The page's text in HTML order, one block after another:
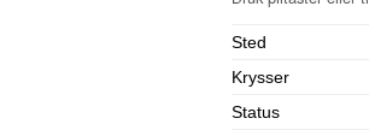
Sted
Krysser
Status